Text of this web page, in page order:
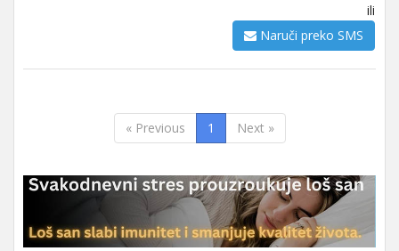
ili
Naruči preko SMS
« Previous 1 Next »